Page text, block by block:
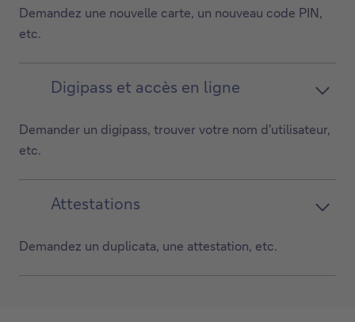
Demandez une nouvelle carte, un nouveau code PIN,
etc.
Digipass et accès en ligne
Demander un digipass, trouver votre nom d'utilisateur,
etc.
Attestations
Demandez un duplicata, une attestation, etc.